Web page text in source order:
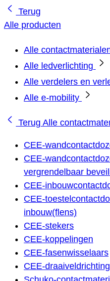
Terug
Alle producten
Alle
Alle ledverlichting
Alle verdelers en
Alle e-mobility
Terug Alle
CEE-
CEE-
vergrendelbaar
CEE-
CEE-
inbouw(flens)
CEE-stekers
CEE-koppelingen
CEE-fasenwisselaars
CEE-